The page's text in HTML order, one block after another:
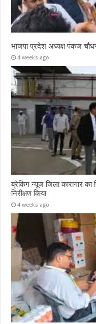
भाजपा प्रदेश अध्यक्ष पंकज
4 weeks ago
ब्रेकिंग न्यूज जिला कारागार
निरीक्षण किया
4 weeks ago